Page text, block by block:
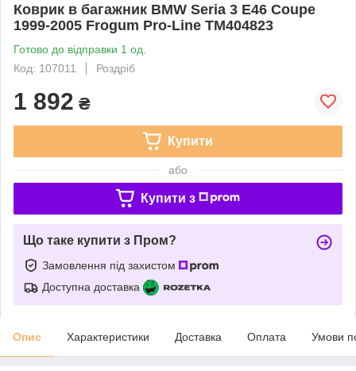
Коврик в багажник BMW Seria 3 E46 Coupe
1999-2005 Frogum Pro-Line TM404823
Готово до відправки 1 од.
Код: 107011
Роздріб
1 892 ₴
Купити
або
Купити з
Що таке купити з Пром?
Замовлення під захистом
Доступна доставка
Опис Характеристики Доставка Оплата Умови